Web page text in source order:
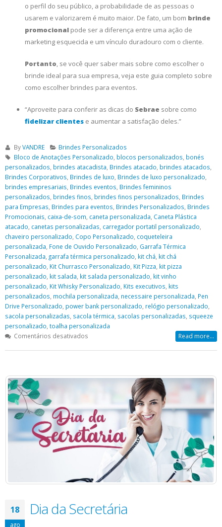
o perfil do seu público, a probabilidade de as pessoas o
usarem e valorizarem é muito maior. De fato, um bom brinde
promocional pode ser a diferença entre uma ação de
marketing esquecida e um vínculo duradouro com o cliente.
Portanto, se você quer saber mais sobre como escolher o
brinde ideal para sua empresa, veja este guia completo sobre
como escolher brindes para eventos.
“Aproveite para conferir as dicas do Sebrae sobre como
fidelizar clientes e aumentar a satisfação deles.”
ByVANDRE
Brindes Personalizados
Bloco de Anotações Personalizado, blocos personalizados, bonés
personalizados, brindes atacadista, Brindes atacado, brindes atacados,
Brindes Corporativos, Brindes de luxo, Brindes de luxo personalizado,
brindes empresariais, Brindes eventos, Brindes femininos
personalizados, brindes finos, brindes finos personalizados, Brindes
para Empresas, Brindes para eventos, Brindes Personalizados, Brindes
Promocionais, caixa-de-som, caneta personalizada, Caneta Plástica
atacado, canetas personalizadas, carregador portatil personalizado,
chaveiro personalizado, Copo Personalizado, coqueteleira
personalizada, Fone de Ouvido Personalizado, Garrafa Térmica
Personalizada, garrafa térmica personalizado, kit chá, kit chá
personalizado, Kit Churrasco Personalizado, Kit Pizza, kit pizza
personalizado, kit salada, kit salada personalizado, kit vinho
personalizado, Kit Whisky Personalizado, Kits executivos, kits
personalizados, mochila personalizada, necessaire personalizada, Pen
Drive Personalizado, power bank personalizado, relógio personalizado,
sacola personalizadas, sacola térmica, sacolas personalizadas, squeeze
personalizado, toalha personalizada
Comentários desativadosem
Promocional
Read more...
18
ago
Dia da Secretária